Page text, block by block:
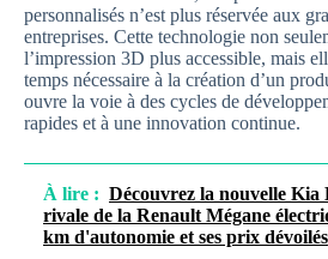
personnalisés n’est plus réservée aux
entreprises. Cette technologie non
l’impression 3D plus accessible, mais
temps nécessaire à la création d’un
ouvre la voie à des cycles de
rapides et à une innovation continue.
À lire : Découvrez la nouvelle Kia
rivale de la Renault Mégane
km d'autonomie et ses prix dévoilés